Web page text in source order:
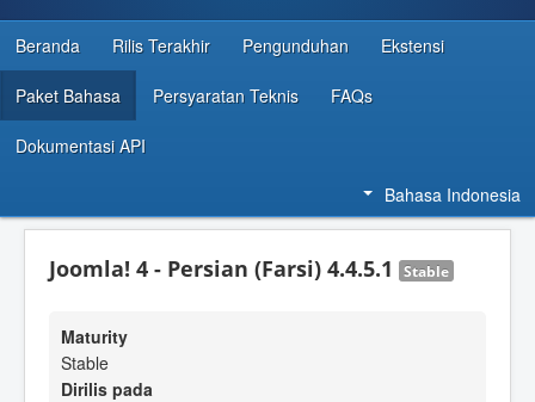
REFERENSI DEVELOPER
Beranda Rilis Terakhir Pengunduhan Ekstensi
Paket Bahasa Persyaratan Teknis FAQs
Dokumentasi API
Bahasa Indonesia
Joomla! 4 - Persian (Farsi) 4.4.5.1 Stable
Maturity
Stable
Dirilis pada